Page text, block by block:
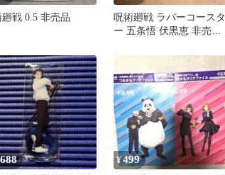
戦 0.5 非売品
呪術廻戦 ラバーコースタ
ー 五条悟 伏黒恵 非売品
¥499